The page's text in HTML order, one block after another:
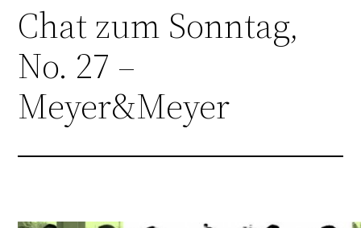
Chat zum Sonntag,
No. 27 –
Meyer&Meyer